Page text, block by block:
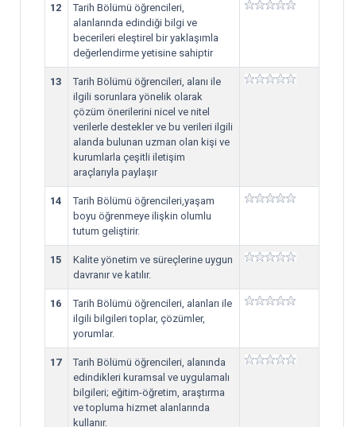
12
Tarih Bölümü öğrencileri,
alanlarında edindiği bilgi ve
becerileri eleştirel bir yaklaşımla
değerlendirme yetisine sahiptir
13
Tarih Bölümü öğrencileri, alanı ile
ilgili sorunlara yönelik olarak
çözüm önerilerini nicel ve nitel
verilerle destekler ve bu verileri ilgili
alanda bulunan uzman olan kişi ve
kurumlarla çeşitli iletişim
araçlarıyla paylaşır
14
Tarih Bölümü öğrencileri,yaşam
boyu öğrenmeye ilişkin olumlu
tutum geliştirir.
15
Kalite yönetim ve süreçlerine uygun
davranır ve katılır.
16
Tarih Bölümü öğrencileri, alanları ile
ilgili bilgileri toplar, çözümler,
yorumlar.
17
Tarih Bölümü öğrencileri, alanında
edindikleri kuramsal ve uygulamalı
bilgileri; eğitim-öğretim, araştırma
ve topluma hizmet alanlarında
kullanır.